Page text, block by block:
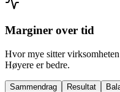
Marginer over tid
Hvor mye sitter
Høyere er bedre.
Sammendrag Resultat